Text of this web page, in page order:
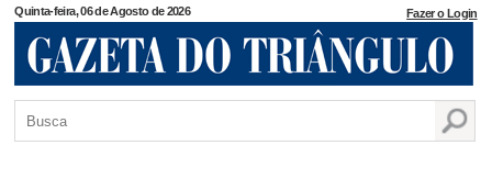
Quinta-feira, 06 de Agosto de 2026 Fazer o Login